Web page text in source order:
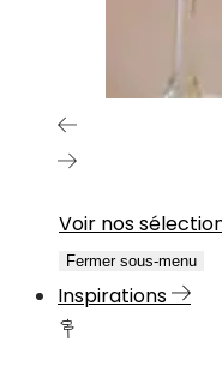
Voir nos
Fermer sous-menu
Inspirations